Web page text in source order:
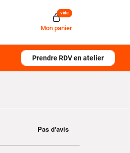
Mon panier
vide
Prendre RDV en atelier